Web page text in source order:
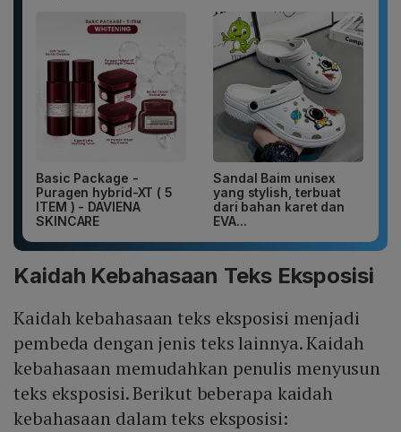
Basic Package -
Puragen hybrid-XT ( 5
ITEM ) - DAVIENA
SKINCARE
Sandal Baim unisex
yang stylish, terbuat
dari bahan karet dan
EVA...
Kaidah Kebahasaan Teks Eksposisi
Kaidah kebahasaan teks eksposisi menjadi
pembeda dengan jenis teks lainnya. Kaidah
kebahasaan memudahkan penulis menyusun
teks eksposisi. Berikut beberapa kaidah
kebahasaan dalam teks eksposisi: